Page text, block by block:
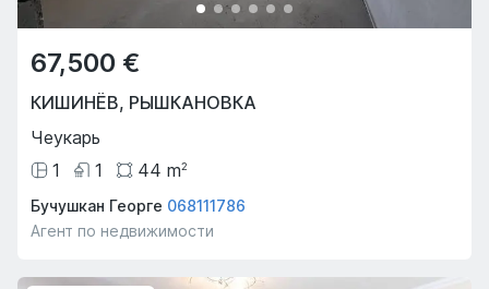
67,500 €
КИШИНЁВ, РЫШКАНОВКА
Чеукарь
1
1 44 m2
Бучушкан Георге 068111786
Агент по недвижимости
Предложение недели
Hot